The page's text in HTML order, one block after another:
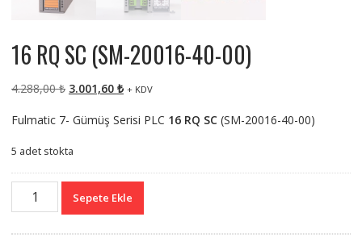
16 RQ SC (SM-20016-40-00)
4.288,00₺ Orijinal
4.288,00 ₺.
3.001,60 ₺Şu
fiyat:
+ KDV
Fulmatic 7- Gümüş Serisi PLC 16 RQ SC (SM-20016-40-00)
5 adet stokta
Sepete Ekle